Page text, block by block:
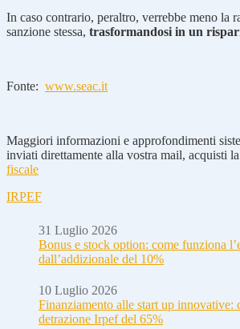
In caso contrario, peraltro, verrebbe meno la
sanzione stessa, trasformandosi in un
Fonte: www.seac.it
Maggiori informazioni e approfondimenti
inviati direttamente alla vostra mail, acquisti la
fiscale
IRPEF
31 Luglio 2026
Bonus e stock option: come funziona
dall’addizionale del 10%
10 Luglio 2026
Finanziamento alle start up innovative:
detrazione Irpef del 65%